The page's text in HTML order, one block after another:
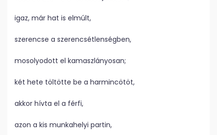
igaz, már hat is elmúlt,
szerencse a szerencsétlenségben,
mosolyodott el kamaszlányosan;
két hete töltötte be a harmincötöt,
akkor hívta el a férfi,
azon a kis munkahelyi partin,